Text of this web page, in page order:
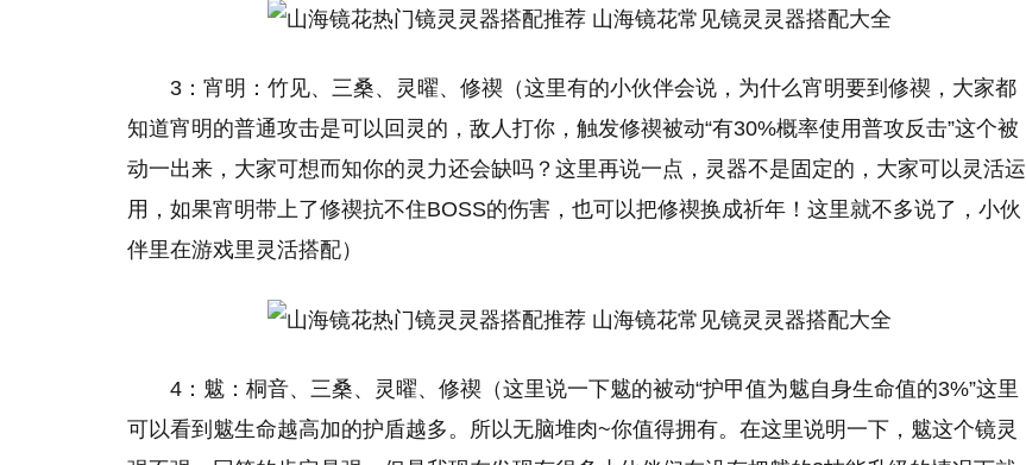
3：宵明：竹见、三桑、灵曜、修禊（这里有的小伙伴会说，为什么宵明要到修禊，大家都
知道宵明的普通攻击是可以回灵的，敌人打你，触发修禊被动“有30%概率使用普攻反击”这个被
动一出来，大家可想而知你的灵力还会缺吗？这里再说一点，灵器不是固定的，大家可以灵活运
用，如果宵明带上了修禊抗不住BOSS的伤害，也可以把修禊换成祈年！这里就不多说了，小伙
伴里在游戏里灵活搭配）
4：魃：桐音、三桑、灵曜、修禊（这里说一下魃的被动“护甲值为魃自身生命值的3%”这里
可以看到魃生命越高加的护盾越多。所以无脑堆肉~你值得拥有。在这里说明一下，魃这个镜灵